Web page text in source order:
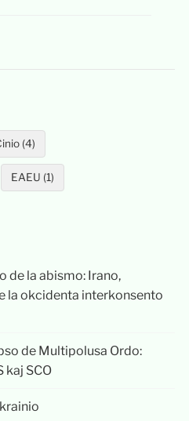
(4)
EAEU (1)
de la abismo: Irano,
la okcidenta interkonsento
de Multipolusa Ordo:
kaj SCO